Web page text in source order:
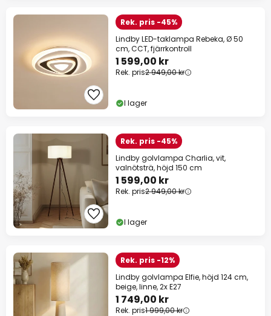
Rek. pris -45%
Lindby LED-taklampa Rebeka, Ø 50
cm, CCT, fjärrkontroll
1 599,00 kr
Rek. pris2 949,00 kr
I lager
Rek. pris -45%
Lindby golvlampa Charlia, vit,
valnötsträ, höjd 150 cm
1 599,00 kr
Rek. pris2 949,00 kr
I lager
Rek. pris -12%
Lindby golvlampa Elfie, höjd 124 cm,
beige, linne, 2x E27
1 749,00 kr
Rek. pris1 999,00 kr